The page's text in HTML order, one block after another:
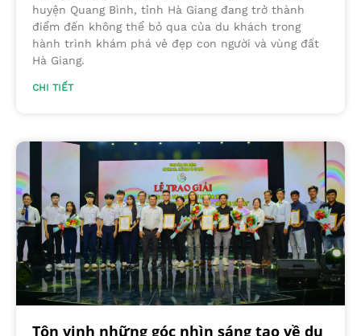
huyện Quang Bình, tỉnh Hà Giang đang trở thành
điểm đến không thể bỏ qua của du khách trong
hành trình khám phá vẻ đẹp con người và vùng đất
Hà Giang.
CHI TIẾT
Tôn vinh những góc nhìn sáng tạo về du